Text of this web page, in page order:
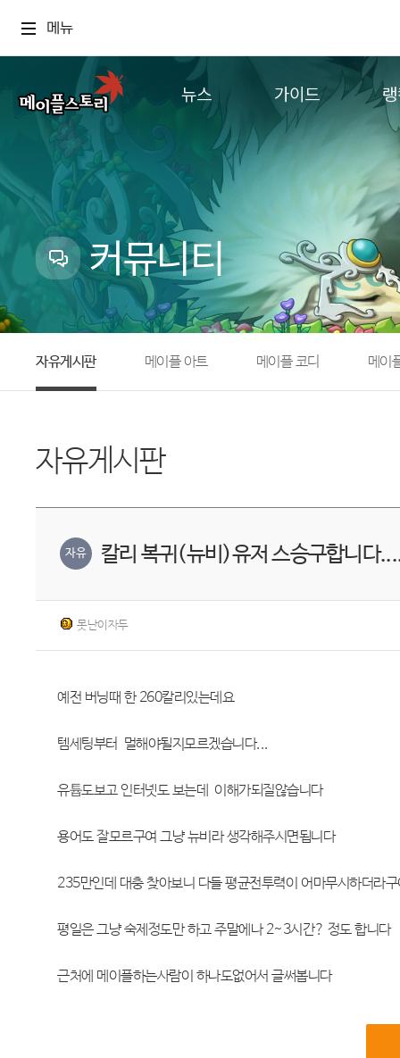
메뉴
뉴스
업데이트
이벤트
캐시샵 공지
메이플 알림판
with maple
가이드
추가정보
컨텐
커뮤니티
자유게시판 메이플 아트 메이플 코디 메이
자유게시판
자유 칼리 복귀(뉴비)유저 스승구합니다
못난이자두
예전 버닝때 한 260칼리있는데요
템세팅부터 멀해야될지모르겠습니다...
유튭도보고 인터넷도 보는데 이해가되질않습니다
용어도 잘모르구여 그냥 뉴비라 생각해주시면됩니다
235만인데 대충 찾아보니 다들 평균전투력이 어마무시하더라
평일은 그냥 숙제정도만 하고 주말에나 2~3시간? 정도 합니다
근처에 메이플하는사람이 하나도없어서 글써봅니다